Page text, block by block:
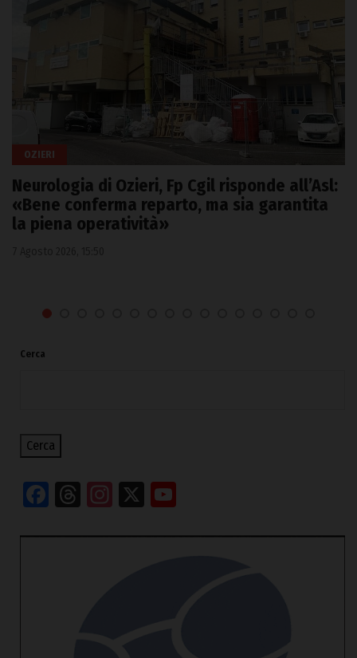
OZIERI
Neurologia di Ozieri, Fp Cgil risponde all’Asl:
«Bene conferma reparto, ma sia garantita
la piena operatività»
Cerca
Cerca
Facebook
Threads
Instagram
X